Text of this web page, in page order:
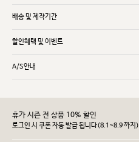
배송 및 제작기간
할인혜택 및 이벤트
A/S안내
휴가 시즌 전 상품 10% 할인
로그인 시 쿠폰 자동 발급 됩니다(8.1~8.9 까지)